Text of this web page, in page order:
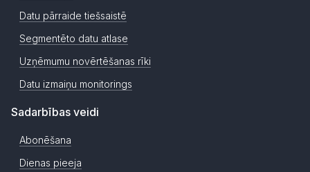
Datu pārraide tiešsaistē
Segmentēto datu atlase
Uzņēmumu novērtēšanas rīki
Datu izmaiņu monitorings
Sadarbības veidi
Abonēšana
Dienas pieeja